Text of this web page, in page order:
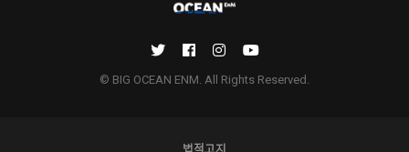
© BIG OCEAN ENM. All Rights Reserved.
법적고지